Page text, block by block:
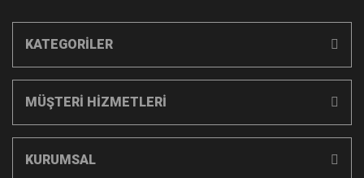
KATEGORİLER
MÜŞTERİ HİZMETLERİ
KURUMSAL